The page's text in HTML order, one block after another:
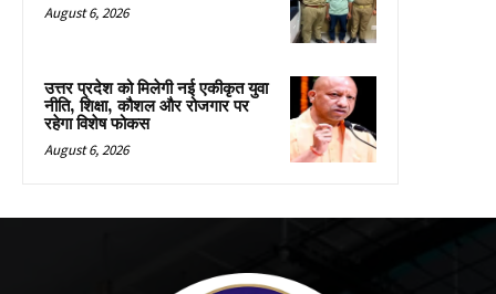
August 6, 2026
उत्तर प्रदेश को मिलेगी नई एकीकृत युवा
नीति, शिक्षा, कौशल और रोजगार पर
रहेगा विशेष फोकस
August 6, 2026